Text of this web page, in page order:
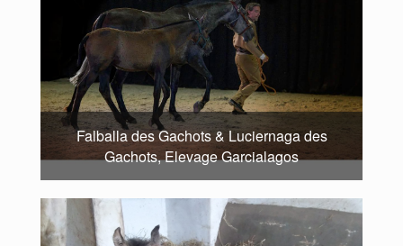
Falballa des Gachots & Luciernaga des
Gachots, Elevage Garcialagos